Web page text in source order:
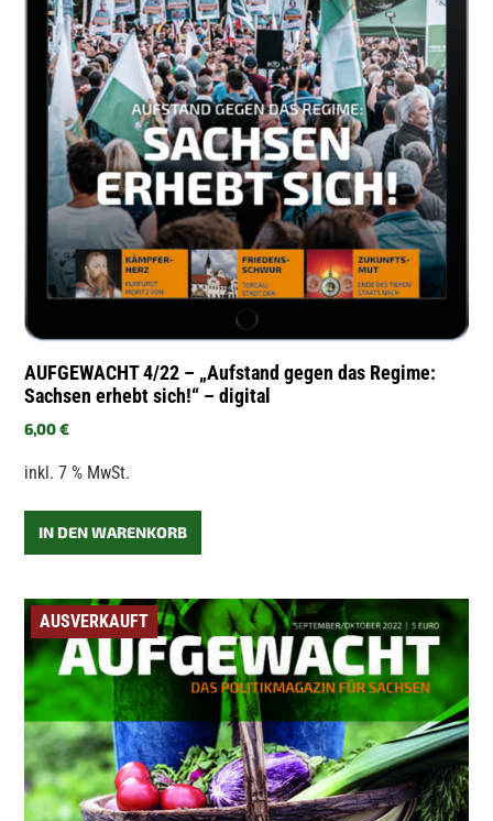
AUFGEWACHT 4/22 – „Aufstand gegen das Regime:
Sachsen erhebt sich!“ – digital
6,00€
inkl. 7 % MwSt.
IN DEN WARENKORB
AUSVERKAUFT